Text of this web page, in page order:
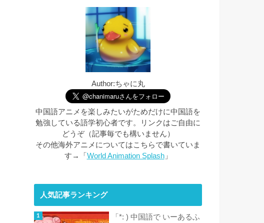
Author:ちゃに丸
中国語アニメを楽しみたいがためだけに中国語を
勉強している語学初心者です。リンクはご自由に
どうぞ（記事毎でも構いません）
その他海外アニメについてはこちらで書いていま
す→「 World Animation Splash」
人気記事ランキング
「*: ) 中国語で いーあるふ